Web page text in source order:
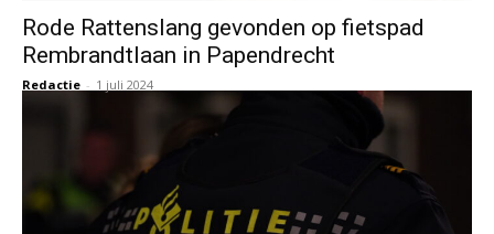
Rode Rattenslang gevonden op fietspad
Rembrandtlaan in Papendrecht
Redactie - 1 juli 2024